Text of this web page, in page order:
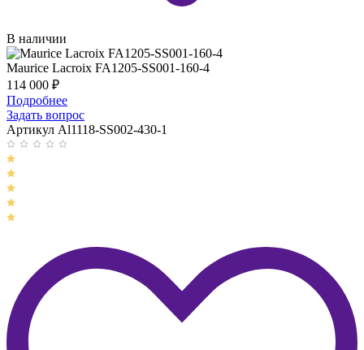
В наличии
Maurice Lacroix FA1205-SS001-160-4
114 000 ₽
Подробнее
Задать вопрос
Артикул Al1118-SS002-430-1